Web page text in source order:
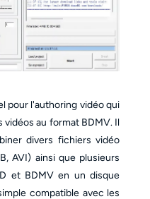
pour l'authoring vidéo qui
au format BDMV. Il
divers fichiers vidéo
AVI) ainsi que plusieurs
et BDMV en un disque
compatible avec les